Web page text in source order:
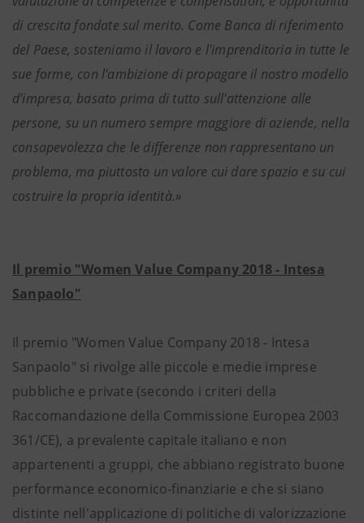
di crescita fondate sul merito. Come Banca di riferimento
del Paese, sosteniamo il lavoro e l'imprenditoria in tutte le
sue forme, con l'ambizione di propagare il nostro modello
d'impresa, basato prima di tutto sull'attenzione alle
persone, su un numero sempre maggiore di aziende, nella
consapevolezza che le differenze non rappresentano un
problema, ma piuttosto un valore cui dare spazio e su cui
costruire la propria identità.»
Il premio "Women Value Company 2018 - Intesa
Sanpaolo"
Il premio "Women Value Company 2018 - Intesa
Sanpaolo" si rivolge alle piccole e medie imprese
pubbliche e private (secondo i criteri della
Raccomandazione della Commissione Europea 2003
361/CE), a prevalente capitale italiano e non
appartenenti a gruppi, che abbiano registrato buone
performance economico-finanziarie e che si siano
distinte nell'applicazione di politiche di valorizzazione